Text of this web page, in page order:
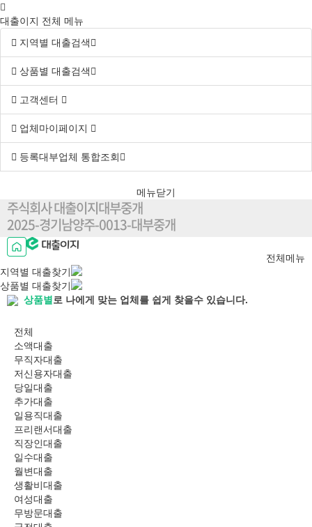
대출이지 전체 메뉴
지역별 대출검색
상품별 대출검색
고객센터
업체마이페이지
등록대부업체 통합조회
메뉴닫기
주식회사 대출이지대부중개
2025-경기남양주-0013-대부중개
전체메뉴
지역별 대출찾기
상품별 대출찾기
상품별 로 나에게 맞는 업체를 쉽게 찾을수 있습니다.
전체
소액대출
무직자대출
저신용자대출
당일대출
추가대출
일용직대출
프리랜서대출
직장인대출
일수대출
월변대출
생활비대출
여성대출
무방문대출